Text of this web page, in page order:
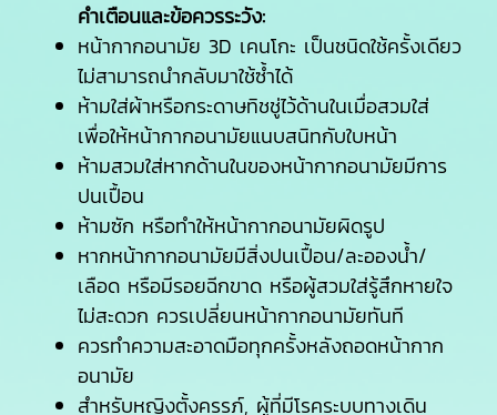
คำเตือนและข้อควรระวัง:
หน้ากากอนามัย 3D เคนโกะ เป็นชนิดใช้ครั้งเดียว
ไม่สามารถนำกลับมาใช้ซ้ำได้
ห้ามใส่ผ้าหรือกระดาษทิชชู่ไว้ด้านในเมื่อสวมใส่
เพื่อให้หน้ากากอนามัยแนบสนิทกับใบหน้า
ห้ามสวมใส่หากด้านในของหน้ากากอนามัยมีการ
ปนเปื้อน
ห้ามซัก หรือทำให้หน้ากากอนามัยผิดรูป
หากหน้ากากอนามัยมีสิ่งปนเปื้อน/ละอองน้ำ/
เลือด หรือมีรอยฉีกขาด หรือผู้สวมใส่รู้สึกหายใจ
ไม่สะดวก ควรเปลี่ยนหน้ากากอนามัยทันที
ควรทำความสะอาดมือทุกครั้งหลังถอดหน้ากาก
อนามัย
สำหรับหญิงตั้งครรภ์, ผู้ที่มีโรคระบบทางเดิน